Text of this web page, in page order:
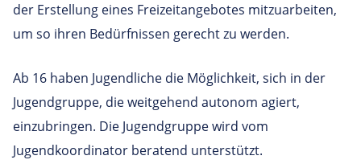
der Erstellung eines Freizeitangebotes mitzuarbeiten,
um so ihren Bedürfnissen gerecht zu werden.
Ab 16 haben Jugendliche die Möglichkeit, sich in der
Jugendgruppe, die weitgehend autonom agiert,
einzubringen. Die Jugendgruppe wird vom
Jugendkoordinator beratend unterstützt.